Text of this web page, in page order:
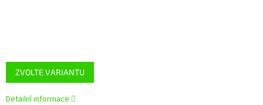
ZVOLTE VARIANTU
Detailní informace